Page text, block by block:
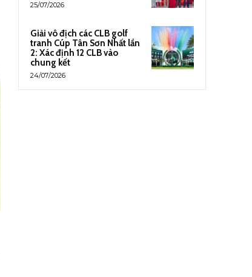
25/07/2026
Giải vô địch các CLB golf
tranh Cúp Tân Sơn Nhất lần
2: Xác định 12 CLB vào
chung kết
24/07/2026